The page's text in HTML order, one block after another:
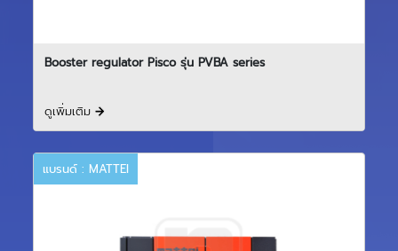
Booster regulator Pisco รุ่น PVBA series
ดูเพิ่มเติม
แบรนด์ : MATTEI